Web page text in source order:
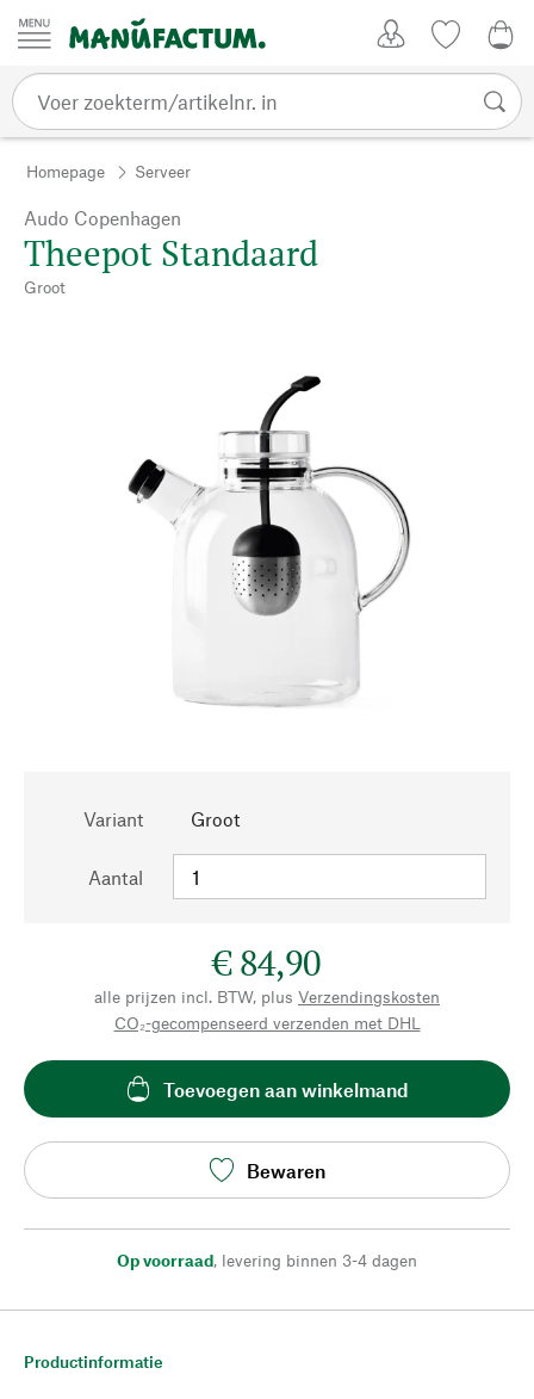
Passer au contenu
Homepage Serveer
Audo Copenhagen
Theepot Standaard
Groot
Variant Groot
Aantal
€ 84,90
alle prijzen incl. BTW, plus Verzendingskosten
CO₂-gecompenseerd verzenden met DHL
Toevoegen aan winkelmand
Bewaren
Op voorraad, levering binnen 3-4 dagen
Productinformatie